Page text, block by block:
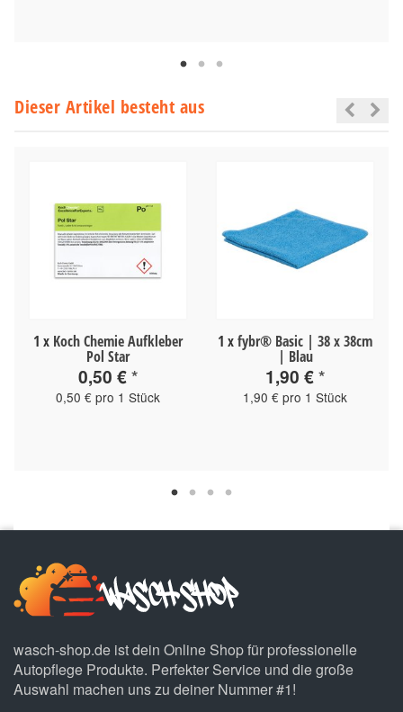
Dieser Artikel besteht aus
1 x Koch Chemie Aufkleber
Pol Star
0,50 €*
0,50 € pro 1 Stück
1 xfybr® Basic | 38 x 38cm
| Blau
1,90 €*
1,90 € pro 1 Stück
wasch-shop.de ist dein Online Shop für professionelle
Autopflege Produkte. Perfekter Service und die große
Auswahl machen uns zu deiner Nummer #1!